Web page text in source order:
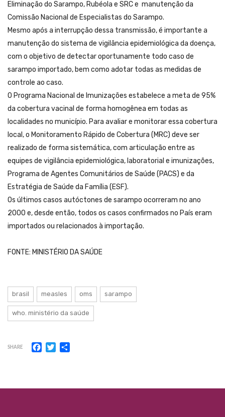
Eliminação do Sarampo, Rubéola e SRC e manutenção da
Comissão Nacional de Especialistas do Sarampo.
Mesmo após a interrupção dessa transmissão, é importante a
manutenção do sistema de vigilância epidemiológica da doença,
com o objetivo de detectar oportunamente todo caso de
sarampo importado, bem como adotar todas as medidas de
controle ao caso.
O Programa Nacional de Imunizações estabelece a meta de 95%
da cobertura vacinal de forma homogênea em todas as
localidades no município. Para avaliar e monitorar essa cobertura
local, o Monitoramento Rápido de Cobertura (MRC) deve ser
realizado de forma sistemática, com articulação entre as
equipes de vigilância epidemiológica, laboratorial e imunizações,
Programa de Agentes Comunitários de Saúde (PACS) e da
Estratégia de Saúde da Família (ESF).
Os últimos casos autóctones de sarampo ocorreram no ano
2000 e, desde então, todos os casos confirmados no País eram
importados ou relacionados à importação.
FONTE: MINISTÉRIO DA SAÚDE
brasil measles oms sarampo
who. ministério da saúde
SHARE Facebook
Twitter